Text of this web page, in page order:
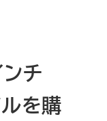
チ
を購